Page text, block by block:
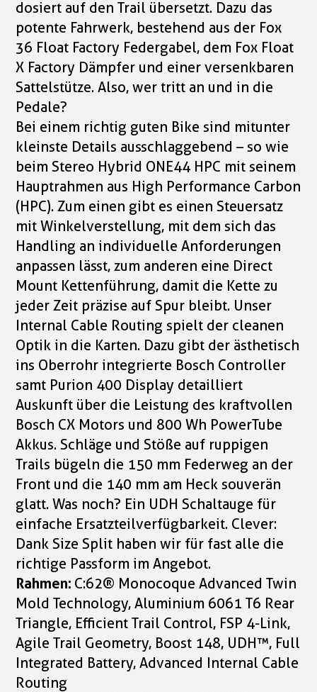
dosiert auf den Trail übersetzt. Dazu das
potente Fahrwerk, bestehend aus der Fox
36 Float Factory Federgabel, dem Fox Float
X Factory Dämpfer und einer versenkbaren
Sattelstütze. Also, wer tritt an und in die
Pedale?
Bei einem richtig guten Bike sind mitunter
kleinste Details ausschlaggebend – so wie
beim Stereo Hybrid ONE44 HPC mit seinem
Hauptrahmen aus High Performance Carbon
(HPC). Zum einen gibt es einen Steuersatz
mit Winkelverstellung, mit dem sich das
Handling an individuelle Anforderungen
anpassen lässt, zum anderen eine Direct
Mount Kettenführung, damit die Kette zu
jeder Zeit präzise auf Spur bleibt. Unser
Internal Cable Routing spielt der cleanen
Optik in die Karten. Dazu gibt der ästhetisch
ins Oberrohr integrierte Bosch Controller
samt Purion 400 Display detailliert
Auskunft über die Leistung des kraftvollen
Bosch CX Motors und 800 Wh PowerTube
Akkus. Schläge und Stöße auf ruppigen
Trails bügeln die 150 mm Federweg an der
Front und die 140 mm am Heck souverän
glatt. Was noch? Ein UDH Schaltauge für
einfache Ersatzteilverfügbarkeit. Clever:
Dank Size Split haben wir für fast alle die
richtige Passform im Angebot.
Rahmen: C:62® Monocoque Advanced Twin
Mold Technology, Aluminium 6061 T6 Rear
Triangle, Efficient Trail Control, FSP 4-Link,
Agile Trail Geometry, Boost 148, UDH™, Full
Integrated Battery, Advanced Internal Cable
Routing